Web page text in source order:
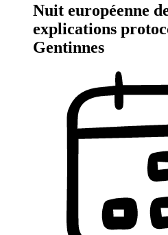
Nuit européenne
explications
Gentinnes